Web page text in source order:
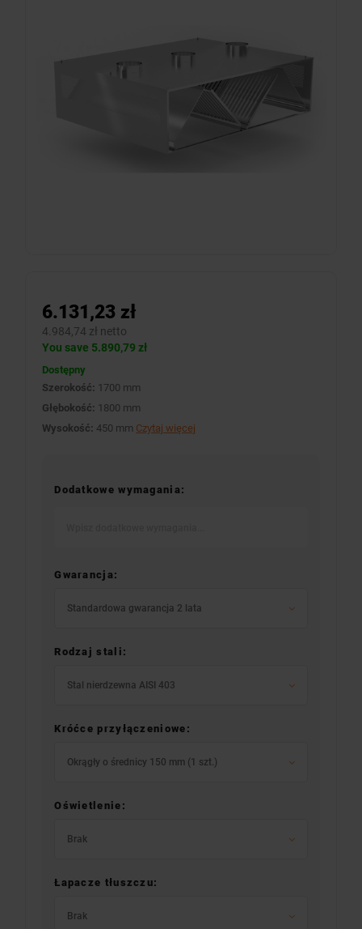
6.131,23 zł
4.984,74 zł netto
You save 5.890,79 zł
Dostępny
Szerokość: 1700 mm
Głębokość: 1800 mm
Wysokość: 450 mm Czytaj więcej
Dodatkowe wymagania:
Gwarancja:
Standardowa gwarancja 2 lata
Rodzaj stali:
Stal nierdzewna AISI 403
Króćce przyłączeniowe:
Okrągły o średnicy 150 mm (1 szt.)
Oświetlenie:
Brak
Łapacze tłuszczu:
Brak